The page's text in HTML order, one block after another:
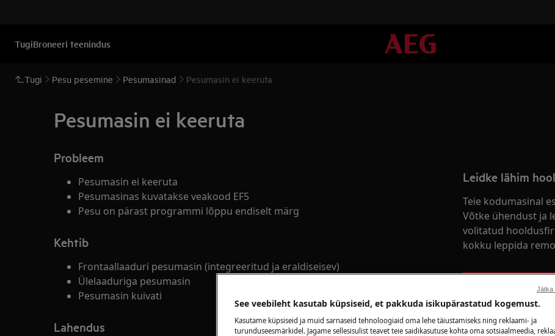
TugiBroneeri teenindus
Tugi Pesu pesemine Pesumasinad Pesumasin ei keeruta
Pesumasin ei keeruta
Probleem
Pesumasin ei keeruta
Pesumasinas kuvatakse veakood EF5
Pesu on pärast programmi lõppu endiselt märg
Kehtib
Frontaallaaduri pesumasin (integreeritud ja eraldiseisev)
Ülelaaduriga pesumasin
Pesumasin kuivati
Lahendus
Leidke lähim
Teie kodumasinal
Võtke ühendust ja
volitatud
kokku leppida
Broneeri hooldus
See veebileht kasutab küpsiseid, et pakkuda isikupärastatud kogemust.
Kasutame küpsiseid ja muid sarnaseid tehnoloogiaid oma lehe täiustamiseks ning reklaami- ja
turunduseesmärkidel. Jagame sellesisulist teavet teie saidikasutuse kohta oma sotsiaalmeedia,
Jätka